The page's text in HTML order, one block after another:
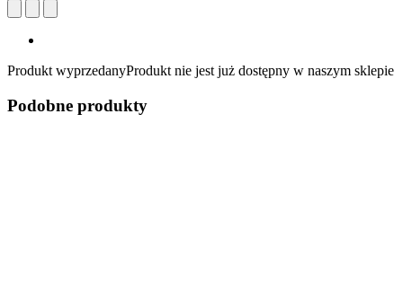
Produkt wyprzedanyProdukt nie jest już dostępny w naszym sklepie
Podobne produkty